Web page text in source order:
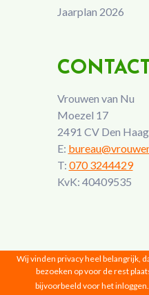
Jaarplan 2026
Vrouwen van Nu
Moezel 17
2491 CV Den Haag
E:
T: 070 3244429
KvK: 40409535
Vrouwen van Nu ©
Wij vinden privacy heel belangrijk,
bezoeken op voor de rest
bijvoorbeeld voor het inloggen.